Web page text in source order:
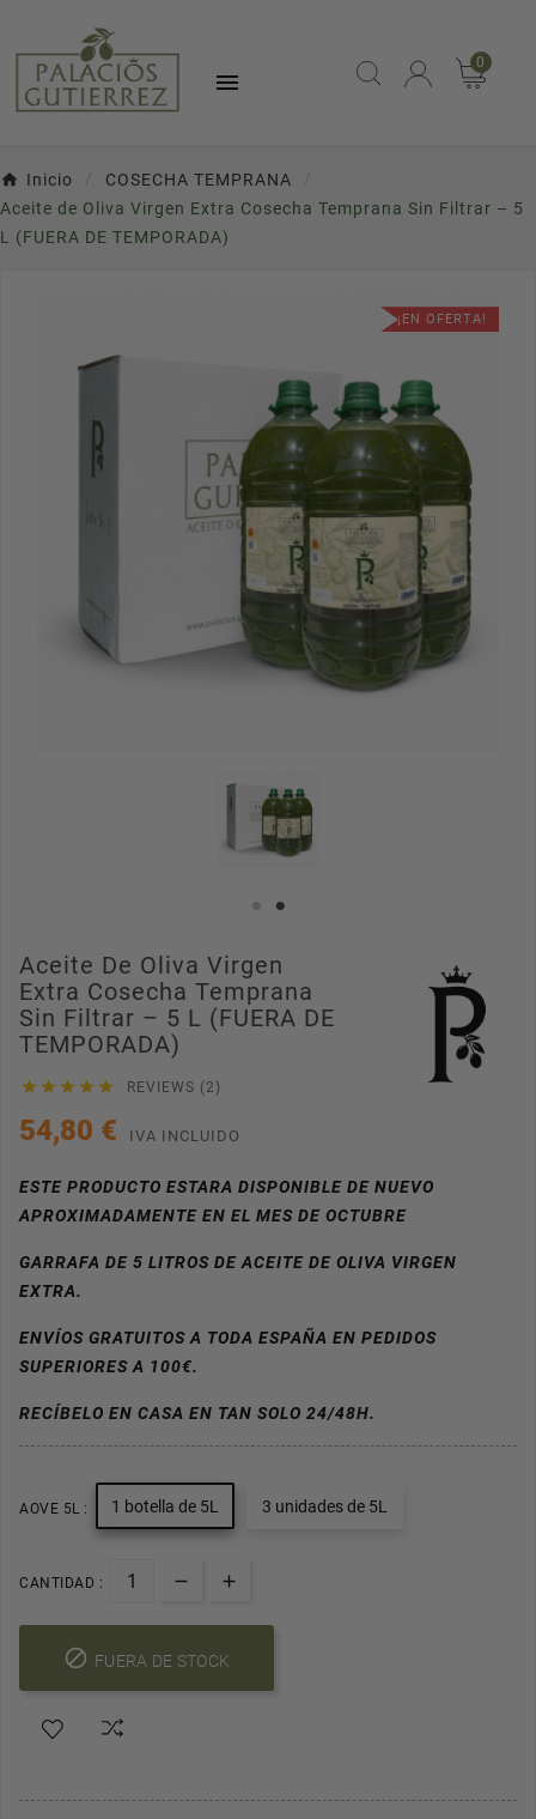

0
Inicio
COSECHA TEMPRANA
Aceite de Oliva Virgen Extra Cosecha Temprana Sin Filtrar – 5
L (FUERA DE TEMPORADA)
¡EN OFERTA!
Aceite De Oliva Virgen
Extra Cosecha Temprana
Sin Filtrar – 5 L (FUERA DE
TEMPORADA)
     REVIEWS (2)
54,80 € IVA INCLUIDO
ESTE PRODUCTO ESTARA DISPONIBLE DE NUEVO
APROXIMADAMENTE EN EL MES DE OCTUBRE
GARRAFA DE 5 LITROS DE ACEITE DE OLIVA VIRGEN
EXTRA.
ENVÍOS GRATUITOS A TODA ESPAÑA EN PEDIDOS
SUPERIORES A 100€.
RECÍBELO EN CASA EN TAN SOLO 24/48H.
AOVE 5L : 1 botella de 5L 3 unidades de 5L
CANTIDAD :
 FUERA DE STOCK